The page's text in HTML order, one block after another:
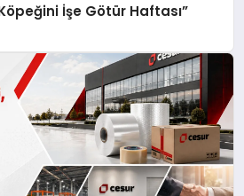
İşe Götür Haftası”